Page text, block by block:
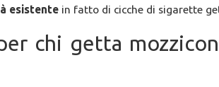
esistente in fatto di cicche di sigarette
chi getta